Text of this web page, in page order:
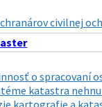
civilnej
o spracovaní
katastra
kartografie a